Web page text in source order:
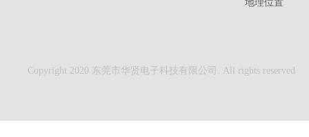
地理位置
Copyright 2020 东莞市华贤电子科技有限公司. All rights reserved